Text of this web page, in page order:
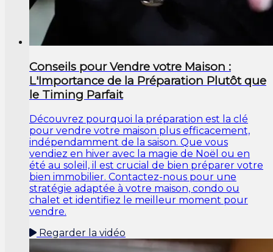
Conseils pour Vendre votre Maison :
L'Importance de la Préparation Plutôt que
le Timing Parfait
Découvrez pourquoi la préparation est la clé
pour vendre votre maison plus efficacement,
indépendamment de la saison. Que vous
vendiez en hiver avec la magie de Noël ou en
été au soleil, il est crucial de bien préparer votre
bien immobilier. Contactez-nous pour une
stratégie adaptée à votre maison, condo ou
chalet et identifiez le meilleur moment pour
vendre.
Regarder la vidéo